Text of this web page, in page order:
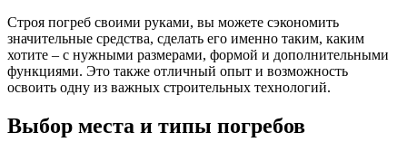
Строя погреб своими руками, вы можете сэкономить
значительные средства, сделать его именно таким, каким
хотите – с нужными размерами, формой и дополнительными
функциями. Это также отличный опыт и возможность
освоить одну из важных строительных технологий.
Выбор места и типы погребов